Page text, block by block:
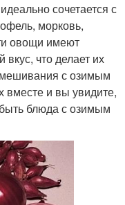
сочетается с
морковь,
овощи имеют
что делает их
с озимым
вместе и вы увидите,
блюда с озимым